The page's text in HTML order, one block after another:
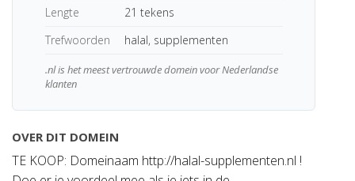
Lengte
21 tekens
Trefwoorden
halal, supplementen
.nl is het meest vertrouwde domein voor Nederlandse
klanten
OVER DIT DOMEIN
TE KOOP: Domeinaam http://halal-supplementen.nl !